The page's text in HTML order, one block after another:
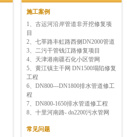
施工案例
1、古运河沿岸管道非开挖修复项
目
2、七莘路丰虹路西侧DN2000管道
3、二污干管钱江路修复项目
4、天津港南疆石化小区管网
5、黄江镇主干网 DN1500塌陷修复
工程
6、DN800---DN1800排水管道修工
程
7、DN800-1650排水管道修工程
8、十里河南路- dn2200污水管网
常见问题